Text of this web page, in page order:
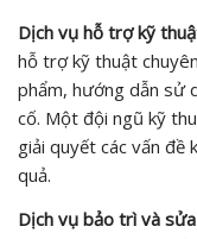
Dịch vụ hỗ trợ kỹ
hỗ trợ kỹ thuật
phẩm, hướng dẫn sử
cố. Một đội ngũ kỹ
giải quyết các vấn đề
quả.
Dịch vụ bảo trì và